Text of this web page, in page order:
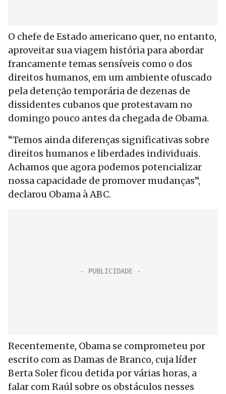
O chefe de Estado americano quer, no entanto,
aproveitar sua viagem história para abordar
francamente temas sensíveis como o dos
direitos humanos, em um ambiente ofuscado
pela detenção temporária de dezenas de
dissidentes cubanos que protestavam no
domingo pouco antes da chegada de Obama.
“Temos ainda diferenças significativas sobre
direitos humanos e liberdades individuais.
Achamos que agora podemos potencializar
nossa capacidade de promover mudanças”,
declarou Obama à ABC.
Recentemente, Obama se comprometeu por
escrito com as Damas de Branco, cuja líder
Berta Soler ficou detida por várias horas, a
falar com Raúl sobre os obstáculos nesses